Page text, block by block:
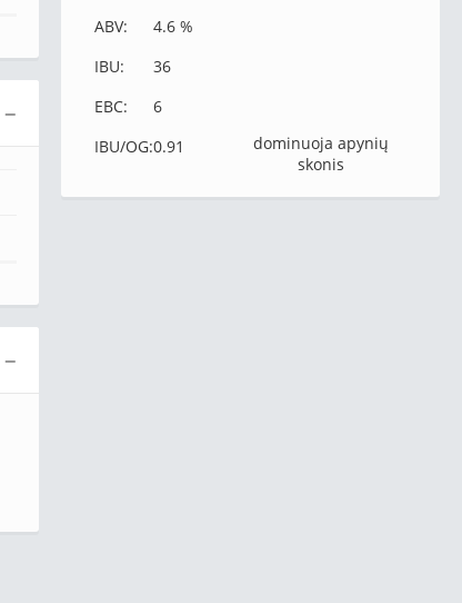
ABV:
4.6 %
IBU:
36
EBC:
6
IBU/OG:0.91
dominuoja apynių
skonis
−
−